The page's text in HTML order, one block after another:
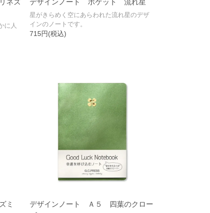
ネズ
に人
デザインノート ポケット 流れ星
星がきらめく空にあらわれた流れ星のデザ
インのノートです。
715円(税込)
ミ
デザインノート Ａ５ 四葉のクロー